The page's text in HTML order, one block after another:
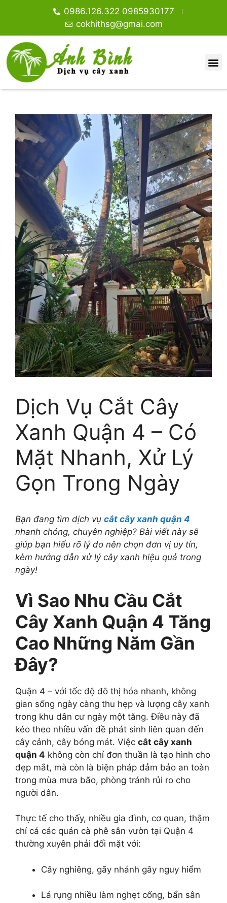
0986.126.322 0985930177
cokhithsg@gmai.com
Dịch Vụ Cắt Cây
Xanh Quận 4 – Có
Mặt Nhanh, Xử Lý
Gọn Trong Ngày
Bạn đang tìm dịch vụ cắt cây xanh quận 4
nhanh chóng, chuyên nghiệp? Bài viết này sẽ
giúp bạn hiểu rõ lý do nên chọn đơn vị uy tín,
kèm hướng dẫn xử lý cây xanh hiệu quả trong
ngày!
Vì Sao Nhu Cầu Cắt
Cây Xanh Quận 4 Tăng
Cao Những Năm Gần
Đây?
Quận 4 – với tốc độ đô thị hóa nhanh, không
gian sống ngày càng thu hẹp và lượng cây xanh
trong khu dân cư ngày một tăng. Điều này đã
kéo theo nhiều vấn đề phát sinh liên quan đến
cây cảnh, cây bóng mát. Việc cắt cây xanh
quận 4 không còn chỉ đơn thuần là tạo hình cho
đẹp mắt, mà còn là biện pháp đảm bảo an toàn
trong mùa mưa bão, phòng tránh rủi ro cho
người dân.
Thực tế cho thấy, nhiều gia đình, cơ quan, thậm
chí cả các quán cà phê sân vườn tại Quận 4
thường xuyên phải đối mặt với:
Cây nghiêng, gãy nhánh gây nguy hiểm
Lá rụng nhiều làm nghẹt cống, bẩn sân